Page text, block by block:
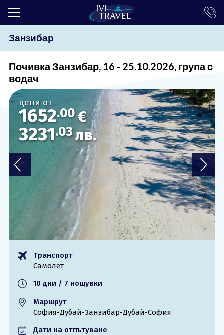
ТОП ОФЕРТИ
ЕКСКУРЗИИ
ЕКЗОТИКА
КРУИЗИ
LAST MINUTE
ПРАЗНИЦИ
ИНТЕРЕСНО
За нас - Ivi Travel
Банкова сметка
Политика за
Занзибар
Почивка Занзибар, 16 - 25.10.2026, група с
водач
цени от
1652.00€
3231.03лв.
Транспорт
Самолет
10 дни / 7 нощувки
Маршрут
София-Дубай-Занзибар-Дубай-София
Дати на отпътуване